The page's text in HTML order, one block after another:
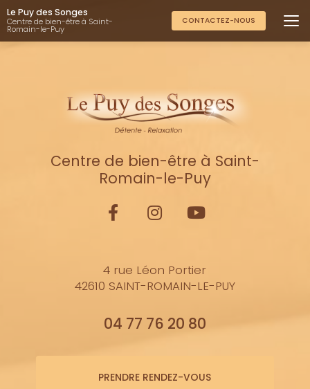
Aller
au
contenu
principal
Le Puy des Songes
Centre de bien-être à Saint-
Romain-le-Puy
CONTACTEZ-NOUS
Centre de bien-être à Saint-
Romain-le-Puy
4 rue Léon Portier
42610 SAINT-ROMAIN-LE-PUY
04 77 76 20 80
PRENDRE RENDEZ-VOUS